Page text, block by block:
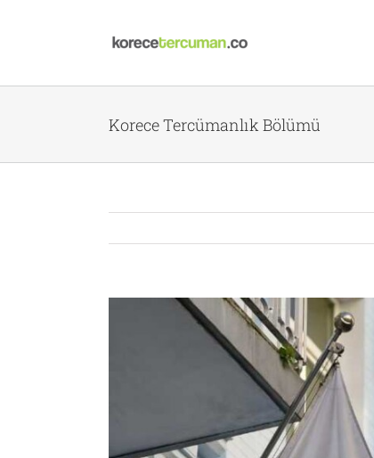
Korece Tercümanlık Bölümü